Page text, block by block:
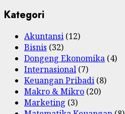
Kategori
Akuntansi (12)
Bisnis (32)
Dongeng Ekonomika (4)
Internasional (7)
Keuangan Pribadi (8)
Makro & Mikro (20)
Marketing (3)